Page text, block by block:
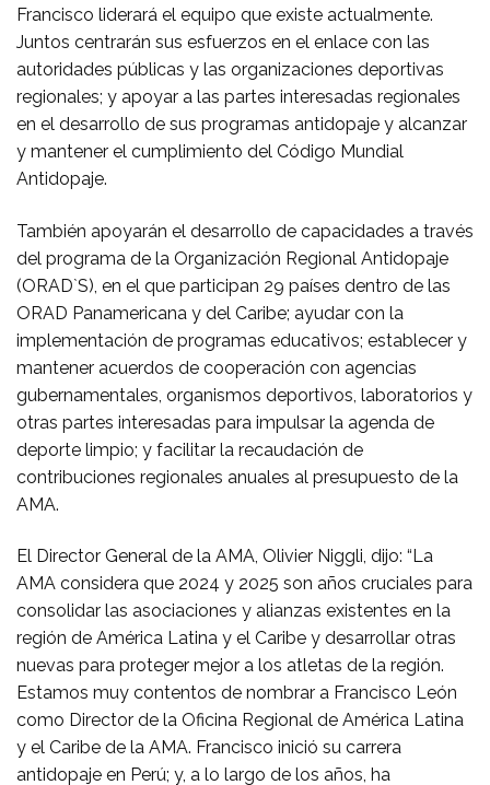
Francisco liderará el equipo que existe actualmente.
Juntos centrarán sus esfuerzos en el enlace con las
autoridades públicas y las organizaciones deportivas
regionales; y apoyar a las partes interesadas regionales
en el desarrollo de sus programas antidopaje y alcanzar
y mantener el cumplimiento del Código Mundial
Antidopaje.
También apoyarán el desarrollo de capacidades a través
del programa de la Organización Regional Antidopaje
(ORAD`S), en el que participan 29 países dentro de las
ORAD Panamericana y del Caribe; ayudar con la
implementación de programas educativos; establecer y
mantener acuerdos de cooperación con agencias
gubernamentales, organismos deportivos, laboratorios y
otras partes interesadas para impulsar la agenda de
deporte limpio; y facilitar la recaudación de
contribuciones regionales anuales al presupuesto de la
AMA.
El Director General de la AMA, Olivier Niggli, dijo: “La
AMA considera que 2024 y 2025 son años cruciales para
consolidar las asociaciones y alianzas existentes en la
región de América Latina y el Caribe y desarrollar otras
nuevas para proteger mejor a los atletas de la región.
Estamos muy contentos de nombrar a Francisco León
como Director de la Oficina Regional de América Latina
y el Caribe de la AMA. Francisco inició su carrera
antidopaje en Perú; y, a lo largo de los años, ha